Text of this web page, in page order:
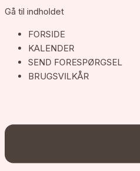
Gå til indholdet
FORSIDE
KALENDER
SEND FORESPØRGSEL
BRUGSVILKÅR